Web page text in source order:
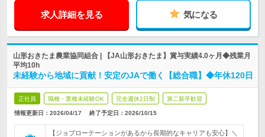
求人詳細を見る 気になる
山形おきたま農業協同組合 | 【JA山形おきたま】賞与実績4.0ヶ月◆残業月
平均10h
未経験から地域に貢献！安定のJAで働く【総合職】◆年休120日
正社員 職種・業種未経験OK 完全週休2日制 第二新卒歓迎
情報更新日：2026/04/17 終了予定日： 2026/10/15
【ジョブローテーションがあるから長期的なキャリアも安心】＼